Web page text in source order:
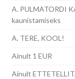
A. PULMATORDI
kaunistamiseks
A. TERE, KOOL!
Ainult 1 EUR
Ainult